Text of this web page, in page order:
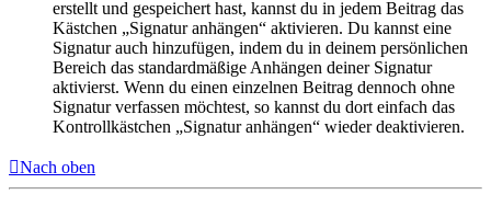
erstellt und gespeichert hast, kannst du in jedem Beitrag das
Kästchen „Signatur anhängen“ aktivieren. Du kannst eine
Signatur auch hinzufügen, indem du in deinem persönlichen
Bereich das standardmäßige Anhängen deiner Signatur
aktivierst. Wenn du einen einzelnen Beitrag dennoch ohne
Signatur verfassen möchtest, so kannst du dort einfach das
Kontrollkästchen „Signatur anhängen“ wieder deaktivieren.
Nach oben